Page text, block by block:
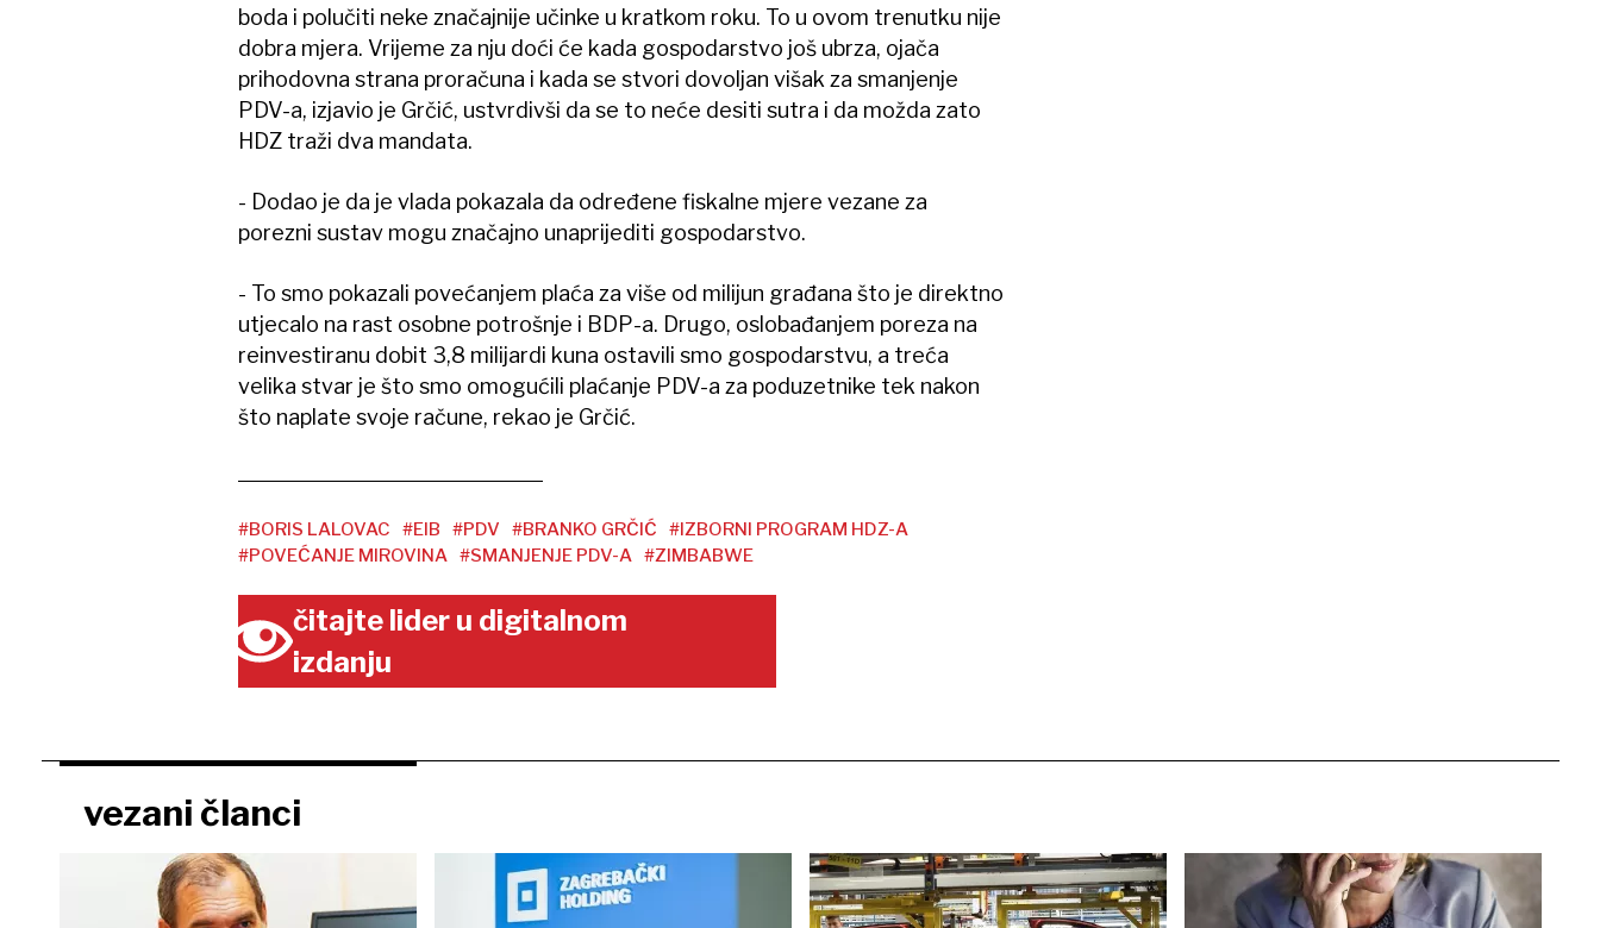
boda i polučiti neke značajnije učinke u kratkom roku. To u ovom trenutku nije
dobra mjera. Vrijeme za nju doći će kada gospodarstvo još ubrza, ojača
prihodovna strana proračuna i kada se stvori dovoljan višak za smanjenje
PDV-a, izjavio je Grčić, ustvrdivši da se to neće desiti sutra i da možda zato
HDZ traži dva mandata.
- Dodao je da je vlada pokazala da određene fiskalne mjere vezane za
porezni sustav mogu značajno unaprijediti gospodarstvo.
- To smo pokazali povećanjem plaća za više od milijun građana što je direktno
utjecalo na rast osobne potrošnje i BDP-a. Drugo, oslobađanjem poreza na
reinvestiranu dobit 3,8 milijardi kuna ostavili smo gospodarstvu, a treća
velika stvar je što smo omogućili plaćanje PDV-a za poduzetnike tek nakon
što naplate svoje račune, rekao je Grčić.
#BORIS LALOVAC #EIB #PDV #BRANKO GRČIĆ
#IZBORNI PROGRAM HDZ-A
#POVEĆANJE MIROVINA #SMANJENJE PDV-A #ZIMBABWE
čitajte lider u digitalnom
izdanju
vezani članci